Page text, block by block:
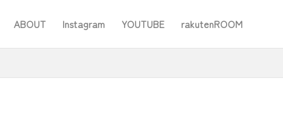
ABOUT Instagram YOUTUBE rakutenROOM
SEO